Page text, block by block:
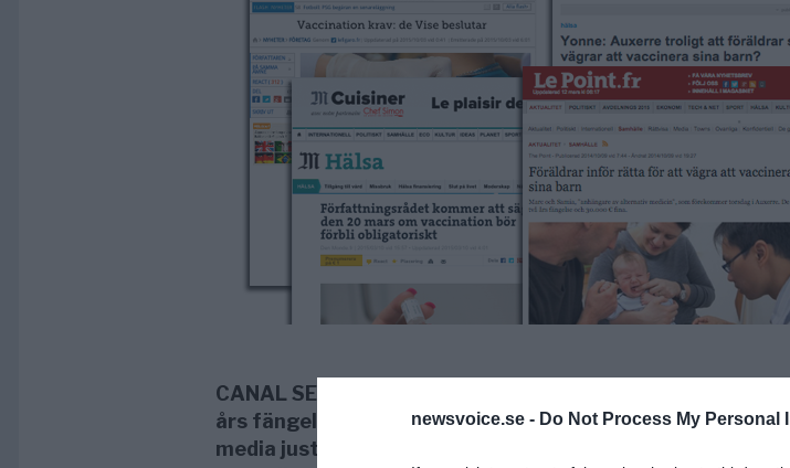
newsvoice.se - Do Not Process My Personal
CANAL SECOND OPINION. Vaccinera era barn, annars
års fängelse och 30 000 euro i böter! Dessa hårda ord
media just nu där ett aktuellt fall av vaccinationsvägran